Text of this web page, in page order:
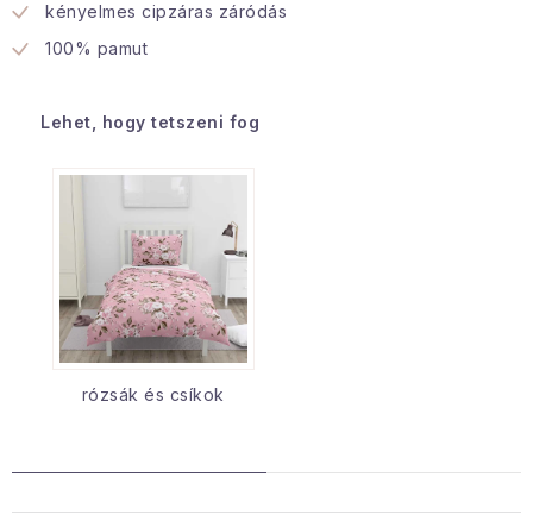
kényelmes cipzáras záródás
100% pamut
Lehet, hogy tetszeni fog
rózsák és csíkok